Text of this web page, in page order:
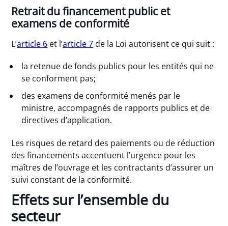
Retrait du financement public et
examens de conformité
L’article 6 et l’article 7 de la Loi autorisent ce qui suit :
la retenue de fonds publics pour les entités qui ne
se conforment pas;
des examens de conformité menés par le
ministre, accompagnés de rapports publics et de
directives d’application.
Les risques de retard des paiements ou de réduction
des financements accentuent l’urgence pour les
maîtres de l’ouvrage et les contractants d’assurer un
suivi constant de la conformité.
Effets sur l’ensemble du
secteur